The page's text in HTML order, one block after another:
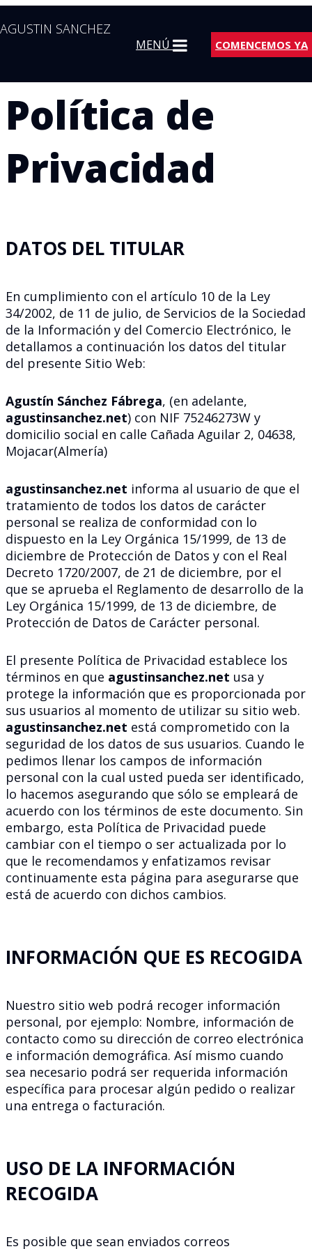
AGUSTIN SANCHEZ
MENÚ COMENCEMOS YA
Política de
Privacidad
DATOS DEL TITULAR
En cumplimiento con el artículo 10 de la Ley
34/2002, de 11 de julio, de Servicios de la Sociedad
de la Información y del Comercio Electrónico, le
detallamos a continuación los datos del titular
del presente Sitio Web:
Agustín Sánchez Fábrega, (en adelante,
agustinsanchez.net) con NIF 75246273W y
domicilio social en calle Cañada Aguilar 2, 04638,
Mojacar(Almería)
agustinsanchez.net informa al usuario de que el
tratamiento de todos los datos de carácter
personal se realiza de conformidad con lo
dispuesto en la Ley Orgánica 15/1999, de 13 de
diciembre de Protección de Datos y con el Real
Decreto 1720/2007, de 21 de diciembre, por el
que se aprueba el Reglamento de desarrollo de la
Ley Orgánica 15/1999, de 13 de diciembre, de
Protección de Datos de Carácter personal.
El presente Política de Privacidad establece los
términos en que agustinsanchez.net usa y
protege la información que es proporcionada por
sus usuarios al momento de utilizar su sitio web.
agustinsanchez.net está comprometido con la
seguridad de los datos de sus usuarios. Cuando le
pedimos llenar los campos de información
personal con la cual usted pueda ser identificado,
lo hacemos asegurando que sólo se empleará de
acuerdo con los términos de este documento. Sin
embargo, esta Política de Privacidad puede
cambiar con el tiempo o ser actualizada por lo
que le recomendamos y enfatizamos revisar
continuamente esta página para asegurarse que
está de acuerdo con dichos cambios.
INFORMACIÓN QUE ES RECOGIDA
Nuestro sitio web podrá recoger información
personal, por ejemplo: Nombre, información de
contacto como su dirección de correo electrónica
e información demográfica. Así mismo cuando
sea necesario podrá ser requerida información
específica para procesar algún pedido o realizar
una entrega o facturación.
USO DE LA INFORMACIÓN
RECOGIDA
Es posible que sean enviados correos